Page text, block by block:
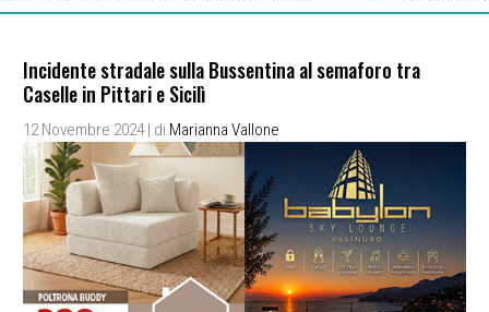
Incidente stradale sulla Bussentina al semaforo tra
Caselle in Pittari e Sicilì
12 Novembre 2024 | di Marianna Vallone